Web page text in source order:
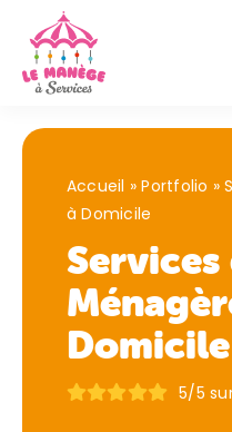
Passer
contenu
Accueil »Portfolio »
à Domicile
Services
Domicile
5/5